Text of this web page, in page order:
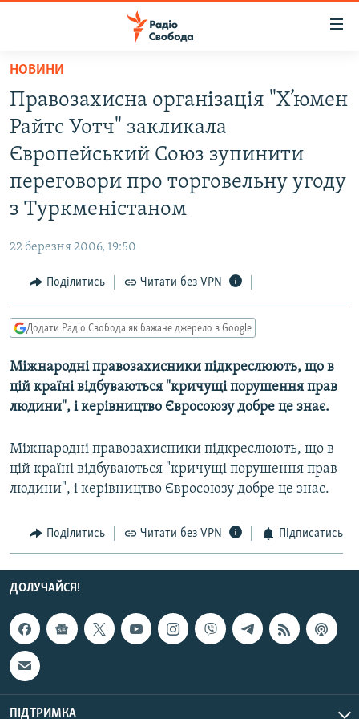
Перейти
основного
матеріалу
Перейти
до
основної
навігації
Перейти
до
ВСЕ ЗА ДОБУ
СТАТТІ
ЕКОНОМІКА
СПОРТ
УКРАЇНА
РОСІЙСЬКА «ФІЛЬТРАЦІЯ»
КРИМ.РЕАЛІЇ
ТИ ЯК?
СХЕМИ
МУЛЬТИМЕДІА
ФОТО
ПОДКАСТИ
РУС
УКР
КТАТ
ДОЛУЧАЙСЯ!
НОВИНИ
Правозахисна організація "Х’юмен
Райтс Уотч" закликала
Європейський Союз зупинити
переговори про торговельну угоду
з Туркменістаном
22 березня 2006, 19:50
Поділитись Читати без VPN
Додати Радіо Свобода як бажане джерело в Google
Міжнародні правозахисники підкреслюють, що в
цій країні відбуваються "кричущі порушення прав
людини", і керівництво Євросоюзу добре це знає.
Міжнародні правозахисники підкреслюють, що в
цій країні відбуваються "кричущі порушення прав
людини", і керівництво Євросоюзу добре це знає.
Поділитись Читати без VPN Підписатись
ДОЛУЧАЙСЯ!
ПІДТРИМКА